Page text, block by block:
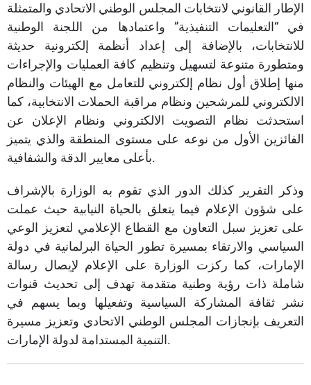
الإطار القانوني لانتخابات المجلس الوطني الاتحادي والمتمثلة
في “التعليمات التنفيذية” واعتمادها من اللجنة الوطنية
للانتخابات، بالإضافة إلى إعداد أنظمة إلكترونية حديثة
ومتطورة متنوعة لتسهيل وتنظيم كافة العمليات والإجراءات
منها إطلاق أول نظام إلكتروني للتعامل مع الهيئات والنظام
الالكتروني للمرشحين ونظام مراقبة الحملات الانتخابية، كما
استحدثت نظام التصويت الالكتروني ونظام الإعلان عن
الفائزين الأول من نوعه على مستوى المنطقة والذي يتميز
بأعلى معايير الدقة والشفافية.
وذكر التقرير كذلك الدور الذي تقوم به الوزارة بالإشراف
على شؤون الإعلام فيما يتعلق بالحياة النيابية حيث عملت
على تعزيز سبل التعاون مع القطاع الإعلامي لتعزيز الوعي
السياسي والارتقاء بمسيرة تطور الحياة البرلمانية في دولة
الإمارات، كما ركزت الوزارة على الإعلام لإيصال رسالة
شاملة ذات رؤية وطنية متقدمة تهدف إلى تحديث قنوات
نشر ثقافة المشاركة السياسية وتفعيلها وبما يسهم في
التعريف بإنجازات المجلس الوطني الاتحادي وتعزيز مسيرة
التنمية المستدامة لدولة الإمارات.